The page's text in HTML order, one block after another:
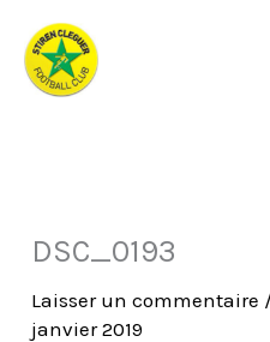
contenu
DSC_0193
Laisser un commentaire
janvier 2019